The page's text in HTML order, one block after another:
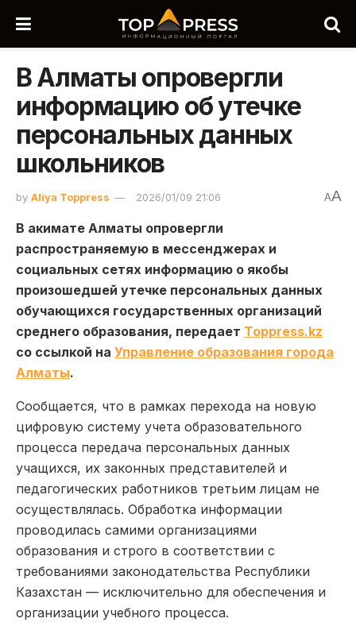
В Алматы опровергли
информацию об утечке
персональных данных
школьников
by Aliya Toppress 2026/01/09 21:06 AA
В акимате Алматы опровергли
распространяемую в мессенджерах и
социальных сетях информацию о якобы
произошедшей утечке персональных данных
обучающихся государственных организаций
среднего образования, передает Toppress.kz
со ссылкой на Управление образования города
Алматы.
Сообщается, что в рамках перехода на новую
цифровую систему учета образовательного
процесса передача персональных данных
учащихся, их законных представителей и
педагогических работников третьим лицам не
осуществлялась. Обработка информации
проводилась самими организациями
образования и строго в соответствии с
требованиями законодательства Республики
Казахстан — исключительно для обеспечения и
организации учебного процесса.